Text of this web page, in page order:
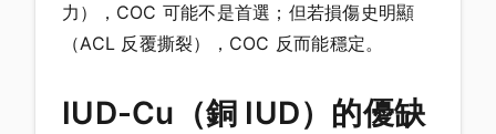
力），COC 可能不是首選；但若損傷史明顯
（ACL 反覆撕裂），COC 反而能穩定。
IUD-Cu（銅 IUD）的優缺